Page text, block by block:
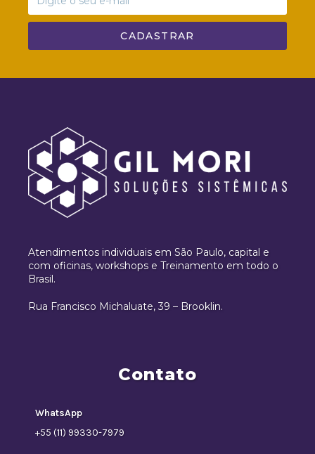
CADASTRAR
Atendimentos individuais em São Paulo, capital e
com oficinas, workshops e Treinamento em todo o
Brasil.
Rua Francisco Michaluate, 39 – Brooklin.
Contato
WhatsApp
+55 (11) 99330-7979